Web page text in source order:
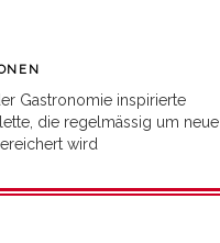
Gastronomie inspirierte
die regelmässig um neue
wird